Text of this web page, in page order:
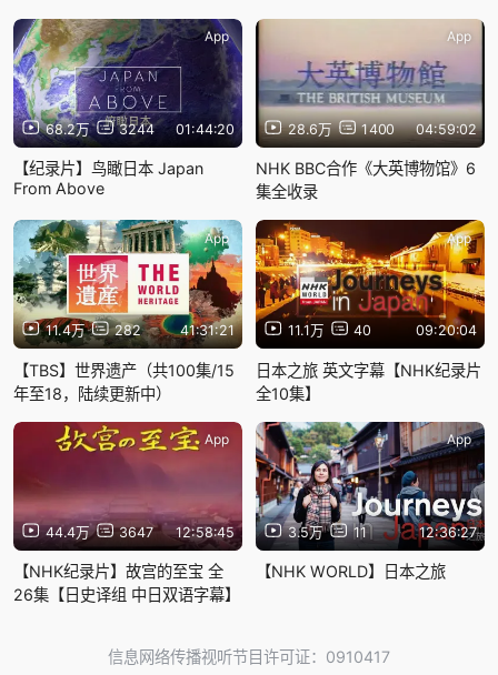
68.2万 3244 01:44:20
App
【纪录片】鸟瞰日本 Japan
From Above
28.6万 1400 04:59:02
App
NHK BBC合作《大英博物馆》6
集全收录
11.4万 282 41:31:21
App
【TBS】世界遗产（共100集/15
年至18，陆续更新中）
11.1万 40 09:20:04
App
日本之旅 英文字幕【NHK纪录片
全10集】
44.4万 3647 12:58:45
App
【NHK纪录片】故宫的至宝 全
26集【日史译组 中日双语字幕】
3.5万 11 12:36:27
App
【NHK WORLD】日本之旅
信息网络传播视听节目许可证：0910417